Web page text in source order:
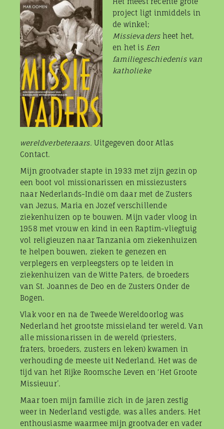
project ligt inmiddels in
de winkel;
Missievaders heet het,
en het is Een
familiegeschiedenis van
katholieke
wereldverbeteraars. Uitgegeven door Atlas
Contact.
Mijn grootvader stapte in 1933 met zijn gezin op
een boot vol missionarissen en missiezusters
naar Nederlands-Indië om daar met de Zusters
van Jezus, Maria en Jozef verschillende
ziekenhuizen op te bouwen. Mijn vader vloog in
1958 met vrouw en kind in een Raptim-vliegtuig
vol religieuzen naar Tanzania om ziekenhuizen
te helpen bouwen, zieken te genezen en
verplegers en verpleegsters op te leiden in
ziekenhuizen van de Witte Paters, de broeders
van St. Joannes de Deo en de Zusters Onder de
Bogen.
Vlak voor en na de Tweede Wereldoorlog was
Nederland het grootste missieland ter wereld. Van
alle missionarissen in de wereld (priesters,
fraters, broeders, zusters en leken) kwamen in
verhouding de meeste uit Nederland. Het was de
tijd van het Rijke Roomsche Leven en ‘Het Groote
Missieuur’.
Maar toen mijn familie zich in de jaren zestig
weer in Nederland vestigde, was alles anders. Het
enthousiasme waarmee mijn grootvader en vader